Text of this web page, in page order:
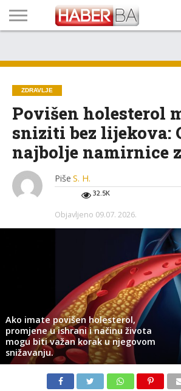
TECH
PROGRAM
PROGNOZA
PUTEVIMA
LISTA
NAMA
ZDRAVLJE
Povišen holesterol
sniziti bez lijekova:
najbolje namirnice
Piše S. H.
32.5K
Objavljeno 09.07. 2026.
Ako imate povišen holesterol,
promjene u ishrani i načinu života
mogu biti važan korak u njegovom
snižavanju.